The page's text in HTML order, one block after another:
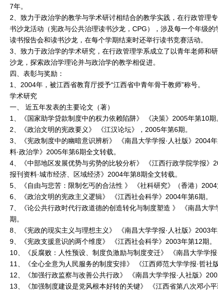
7年。
2、致力于政治学的教学与学术研讨相结合的教学实践，在行政管理
书沙龙活动（宪政与公共治理读书沙龙，CPG），涉及每一个年级
读书报告会和读书沙龙，在每个学期结束时还举行读书竞赛活动。
3、致力于政治学的学术研究，在行政管理学系成立了以青年老师和
沙龙，探索政治学理论并与政治学的教学相促进。
四、表彰与奖励：
1、2004年，被江西省教育厅授予“江西省中青年骨干教师”称号。
学术研究
一、 近五年发表的主要论文（著）
1、《国家助学贷款制度中的权力依赖陷阱》 《决策》2005年第10期
2、《政治文明的宪政要义》 《江汉论坛》，2005年第6期。
3、《宪政制度中的幽暗意识辨析》 《南昌大学学报·人社版》2004
料·政治学》2005年第6期全文转载。
4、《中部地区发展优势与劣势的比较分析》 《江西行政学院学报》
报刊资料·城市经济、区域经济》2004年第8期全文转载。
5、《自由与悲苦：限制乞丐的合法性 》 《社科研究》（香港）
6、《政治文明的宪政主义逻辑》 《江西社会科学》2004年第6期。
7、《论公共行政时代行政道德的创造转化与制度塑造 》 《南昌大学
期。
8、《宪政的现实主义与理想主义》 《南昌大学学报·人社版》2003
9、《宪政支援意识的两个维度》 《江西社会科学》2003年第12期。
10、《反腐败：人性预设、制度负激励与制度变迁》 《南昌大学学
11、《全心全意为人民服务的制度安排》 《江西师范大学学报·哲社
12、《加强行政监察与改善公共行政》 《南昌大学学报·人社版》
13、《加强制度建设是党风根本好转的关键》 《江西省第八次邓小